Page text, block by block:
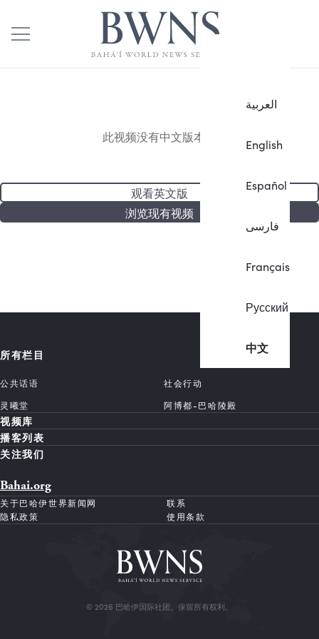
العربية
English
Español
فارسی
Français
Русский
中文
此视频没有中文版本。
观看英文版
浏览现有视频
所有栏目
公共话语
社会行动
灵曦堂
阿博都-巴哈陵殿
视频库
播客列表
关注我们
Bahai.org
关于巴哈伊世界新闻网
联系
隐私政策
使用条款
© 2026 巴哈伊国际社团。保留所有权利。